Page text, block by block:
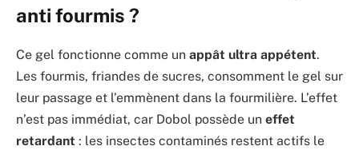
anti fourmis ?
Ce gel fonctionne comme un appât ultra appétent.
Les fourmis, friandes de sucres, consomment le gel sur
leur passage et l’emmènent dans la fourmilière. L’effet
n’est pas immédiat, car Dobol possède un effet
retardant : les insectes contaminés restent actifs le